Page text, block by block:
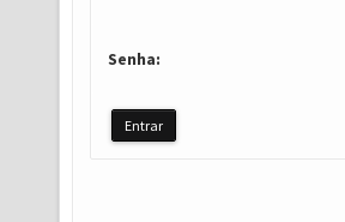
Senha: